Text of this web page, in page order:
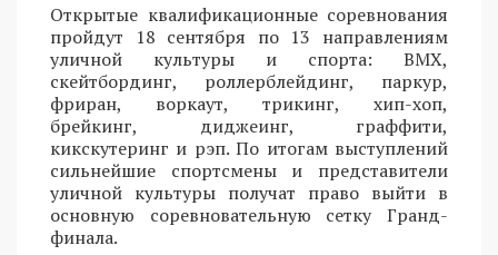
Открытые квалификационные соревнования
пройдут 18 сентября по 13 направлениям
уличной культуры и спорта: BMX,
скейтбординг, роллерблейдинг, паркур,
фриран, воркаут, трикинг, хип-хоп,
брейкинг, диджеинг, граффити,
кикскутеринг и рэп. По итогам выступлений
сильнейшие спортсмены и представители
уличной культуры получат право выйти в
основную соревновательную сетку Гранд-
финала.